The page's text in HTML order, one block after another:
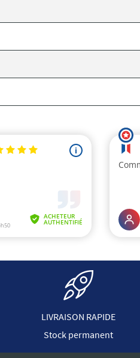
LIVRAISON RAPIDE
Stock permanent